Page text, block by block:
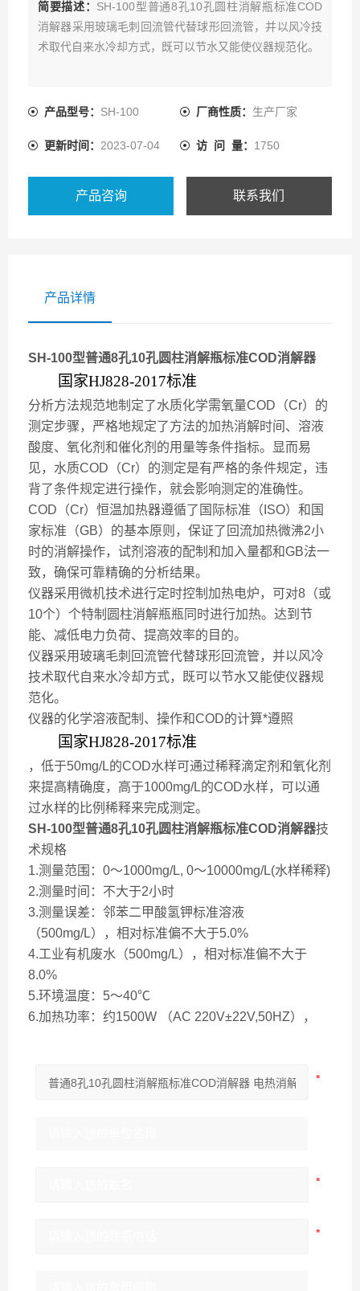
简要描述： SH-100型普通8孔10孔圆柱消解瓶标准COD
消解器采用玻璃毛刺回流管代替球形回流管，并以风冷技
术取代自来水冷却方式，既可以节水又能使仪器规范化。
产品型号： SH-100 厂商性质： 生产厂家
更新时间： 2023-07-04 访 问 量： 1750
产品咨询 联系我们
产品详情
SH-100型普通8孔10孔圆柱消解瓶标准COD消解器
国家HJ828-2017标准
分析方法规范地制定了水质化学需氧量COD（Cr）的
测定步骤，严格地规定了方法的加热消解时间、溶液
酸度、氧化剂和催化剂的用量等条件指标。显而易
见，水质COD（Cr）的测定是有严格的条件规定，违
背了条件规定进行操作，就会影响测定的准确性。
COD（Cr）恒温加热器遵循了国际标准（ISO）和国
家标准（GB）的基本原则，保证了回流加热微沸2小
时的消解操作，试剂溶液的配制和加入量都和GB法一
致，确保可靠精确的分析结果。
仪器采用微机技术进行定时控制加热电炉，可对8（或
10个）个特制圆柱消解瓶瓶同时进行加热。达到节
能、减低电力负荷、提高效率的目的。
仪器采用玻璃毛刺回流管代替球形回流管，并以风冷
技术取代自来水冷却方式，既可以节水又能使仪器规
范化。
仪器的化学溶液配制、操作和COD的计算*遵照
国家HJ828-2017标准
，低于50mg/L的COD水样可通过稀释滴定剂和氧化剂
来提高精确度，高于1000mg/L的COD水样，可以通
过水样的比例稀释来完成测定。
SH-100型普通8孔10孔圆柱消解瓶标准COD消解器技
术规格
1.测量范围：0～1000mg/L, 0～10000mg/L(水样稀释)
2.测量时间：不大于2小时
3.测量误差：邻苯二甲酸氢钾标准溶液
（500mg/L），相对标准偏不大于5.0%
4.工业有机废水（500mg/L），相对标准偏不大于
8.0%
5.环境温度：5～40℃
6.加热功率：约1500W （AC 220V±22V,50HZ），